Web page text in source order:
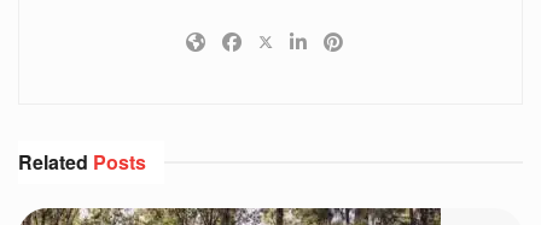
Related Posts